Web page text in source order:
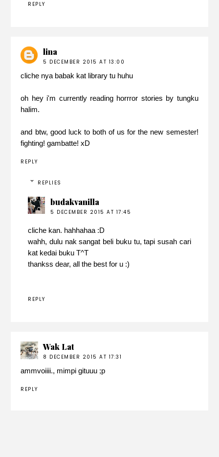
REPLY
lina
5 DECEMBER 2015 AT 13:00
cliche nya babak kat library tu huhu
oh hey i'm currently reading horrror stories by tungku
halim.
and btw, good luck to both of us for the new semester!
fighting! gambatte! xD
REPLY
REPLIES
budakvanilla
5 DECEMBER 2015 AT 17:45
cliche kan. hahhahaa :D
wahh, dulu nak sangat beli buku tu, tapi susah cari
kat kedai buku T^T
thankss dear, all the best for u :)
REPLY
Wak Lat
8 DECEMBER 2015 AT 17:31
ammvoiiii., mimpi gituuu ;p
REPLY